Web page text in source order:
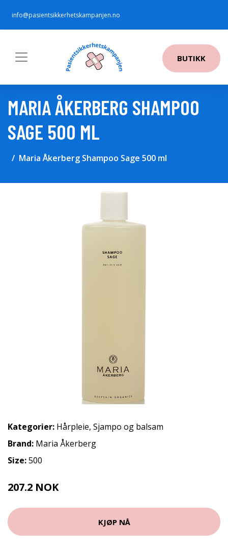
info@pasientsikkerhetskampanjen.no
BUTIKK
MARIA ÅKERBERG SHAMPOO
SAGE 500 ML
Maria Åkerberg Shampoo Sage 500 ml
Kategorier: Hårpleie, Sjampo og balsam
Brand: Maria Åkerberg
Size:500
207.2 NOK
KJØP NÅ